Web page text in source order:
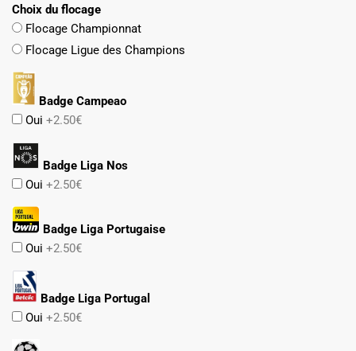
Choix du flocage
Flocage Championnat
Flocage Ligue des Champions
Badge Campeao
Oui +2.50€
Badge Liga Nos
Oui +2.50€
Badge Liga Portugaise
Oui +2.50€
Badge Liga Portugal
Oui +2.50€